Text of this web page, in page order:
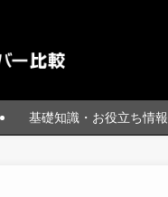
基礎知識・お役立ち情報